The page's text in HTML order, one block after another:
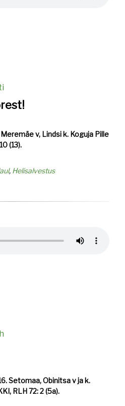
v, Lindsi k. Koguja Pille
(13).
Helisalvestus
Setomaa, Obinitsa v ja k.
RLH 72: 2 (5a).